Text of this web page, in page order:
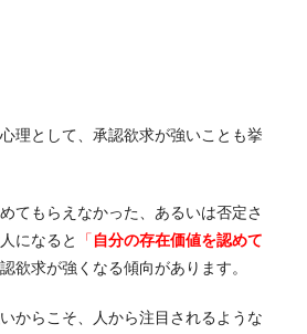
理として、承認欲求が強いことも挙
てもらえなかった、あるいは否定さ
になると
「自分の存在価値を認めて
欲求が強くなる傾向があります。
からこそ、人から注目されるような